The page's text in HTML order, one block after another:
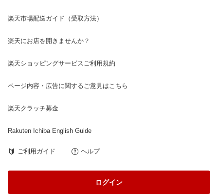
楽天市場配送ガイド（受取方法）
楽天にお店を開きませんか？
楽天ショッピングサービスご利用規約
ページ内容・広告に関するご意見はこちら
楽天クラッチ募金
Rakuten Ichiba English Guide
ご利用ガイド ヘルプ
ログイン